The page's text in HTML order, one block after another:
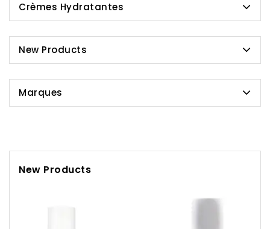
Crèmes Hydratantes
New Products
Marques
New Products